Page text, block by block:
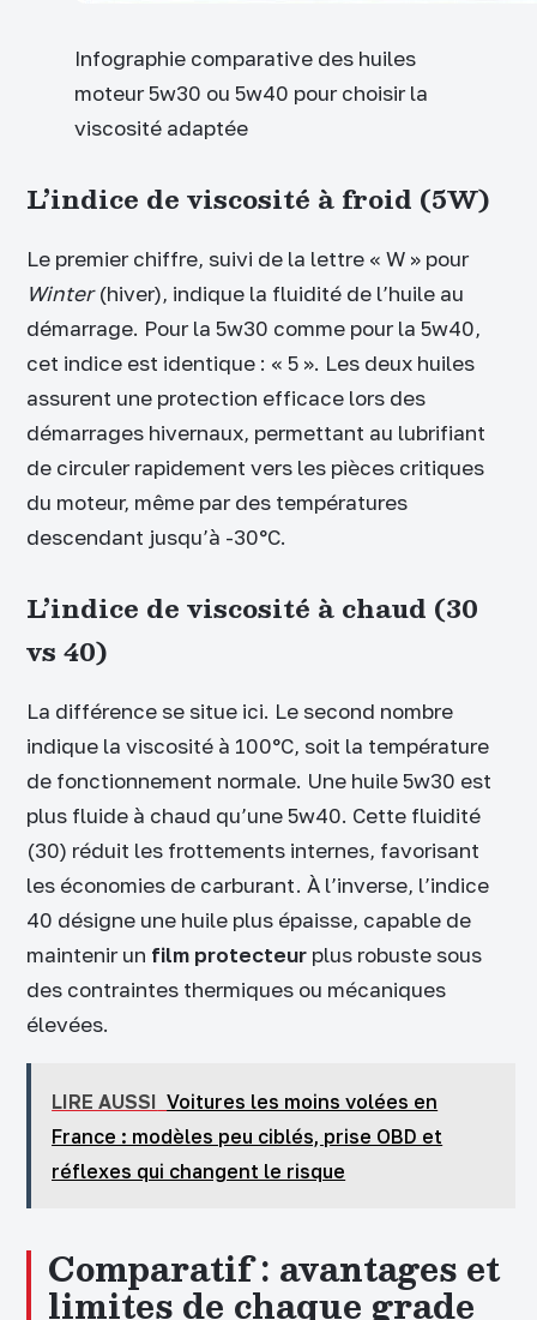
Infographie comparative des huiles
moteur 5w30 ou 5w40 pour choisir la
viscosité adaptée
L’indice de viscosité à froid (5W)
Le premier chiffre, suivi de la lettre « W » pour
Winter(hiver), indique la fluidité de l’huile au
démarrage. Pour la 5w30 comme pour la 5w40,
cet indice est identique : « 5 ». Les deux huiles
assurent une protection efficace lors des
démarrages hivernaux, permettant au lubrifiant
de circuler rapidement vers les pièces critiques
du moteur, même par des températures
descendant jusqu’à -30°C.
L’indice de viscosité à chaud (30
vs 40)
La différence se situe ici. Le second nombre
indique la viscosité à 100°C, soit la température
de fonctionnement normale. Une huile 5w30 est
plus fluide à chaud qu’une 5w40. Cette fluidité
(30) réduit les frottements internes, favorisant
les économies de carburant. À l’inverse, l’indice
40 désigne une huile plus épaisse, capable de
maintenir un film protecteur plus robuste sous
des contraintes thermiques ou mécaniques
élevées.
LIRE AUSSI Voitures les moins volées en
France : modèles peu ciblés, prise OBD et
réflexes qui changent le risque
Comparatif : avantages et
limites de chaque grade